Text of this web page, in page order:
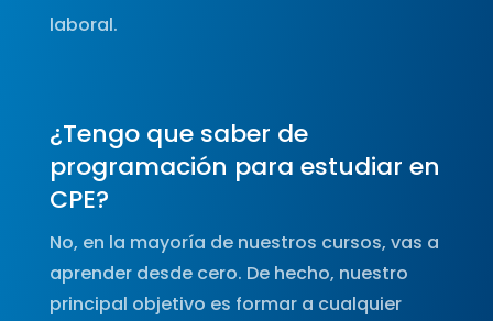
laboral.
¿Tengo que saber de
programación para estudiar en
CPE?
No, en la mayoría de nuestros cursos, vas a
aprender desde cero. De hecho, nuestro
principal objetivo es formar a cualquier